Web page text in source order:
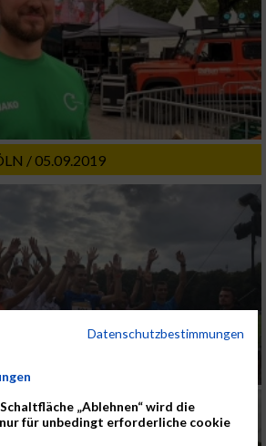
/ 05.09.2019
Datenschutzbestimmungen
„Ablehnen“ wird die
für unbedingt erforderliche cookie